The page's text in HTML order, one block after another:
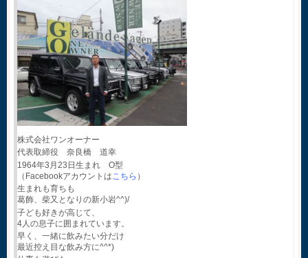
株式会社ワンオーナー
代表取締役 奈良橋 道幸
1964年3月23日生まれ O型
（Facebookアカウントはこちら ）
生まれも育ちも
葛飾、柴又となりの新小岩^^)/
子ども好きが高じて、
4人の息子に囲まれています。
早く、一緒に飲みたい分だけ
最近控え目な飲み方に^^*)